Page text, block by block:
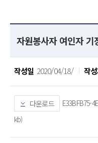
자원봉사자 여인자
작성일 2020/04/18/ 작
다운로드
E33BFB75-
kb)